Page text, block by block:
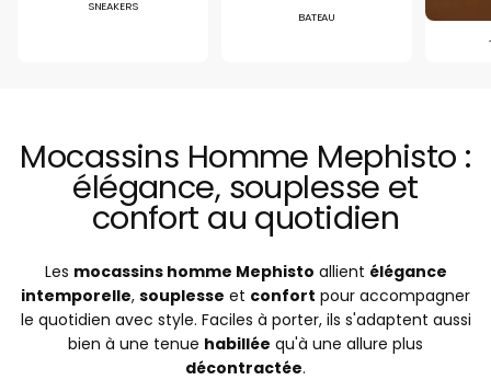
SNEAKERS
BATEAU
Mocassins Homme Mephisto :
élégance, souplesse et
confort au quotidien
Les mocassins homme Mephisto allient élégance
intemporelle, souplesse et confort pour accompagner
le quotidien avec style. Faciles à porter, ils s'adaptent aussi
bien à une tenue habillée qu'à une allure plus
décontractée.